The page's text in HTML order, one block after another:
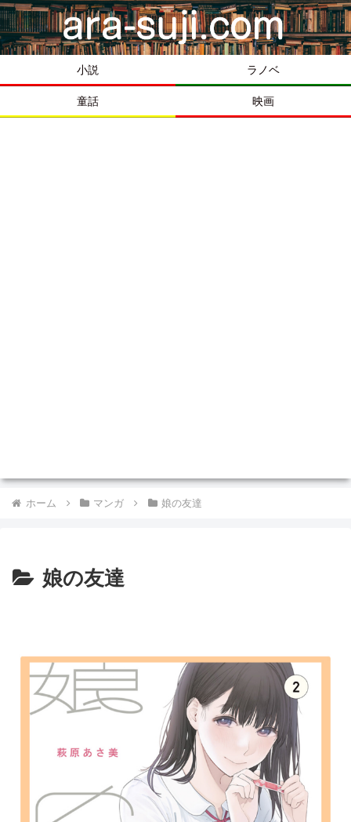
小説 ラノベ
童話 映画
ホーム マンガ 娘の友達
娘の友達